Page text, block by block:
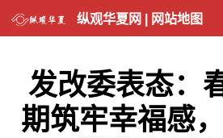
纵观华夏网 | 网站地图
发改委表态：
期筑牢幸福感